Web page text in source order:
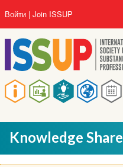
основному
содержанию
Main
navigation
User
account
menu
Войти Join ISSUP
Knowledge Share